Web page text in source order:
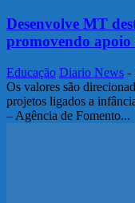
Desenvolve MT
promovendo apoio
Educação Diario News -
Os valores são
projetos ligados a
– Agência de Fomento...